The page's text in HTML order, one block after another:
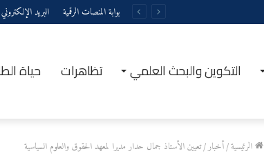
بوابة المنصات الرقمية البريد الإلكتروني
التكوين والبحث العلمي تظاهرات حياة
الرئيسية/أخبار/تعيين الأستاذ جمال حدار مديرا لمعهد الحقوق والعلوم السياسية